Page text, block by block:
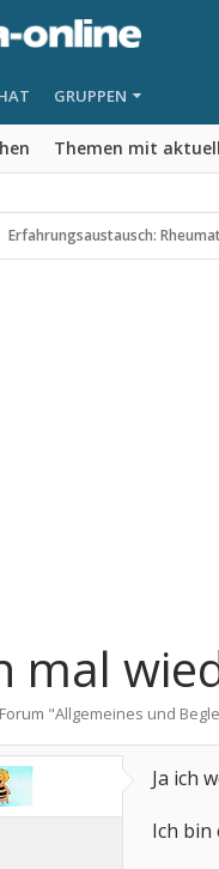
Themen mit
GRUPPEN
Erfahrungsaustausch:
mal
"Allgemeines und
Ja ich
Ich bin